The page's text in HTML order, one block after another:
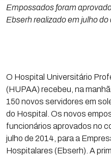
Empossados foram
Ebserh realizado em julho
O Hospital Universitário
(HUPAA) recebeu, na
150 novos servidores em
do Hospital. Os novos
funcionários aprovados no
julho de 2014, para a
Hospitalares (Ebserh). A